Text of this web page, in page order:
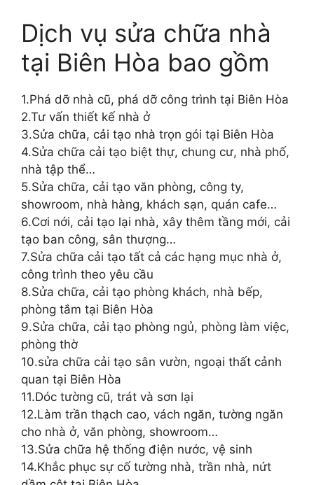
Dịch vụ sửa chữa nhà
tại Biên Hòa bao gồm
1.Phá dỡ nhà cũ, phá dỡ công trình tại Biên Hòa
2.Tư vấn thiết kế nhà ở
3.Sửa chữa, cải tạo nhà trọn gói tại Biên Hòa
4.Sửa chữa cải tạo biệt thự, chung cư, nhà phố,
nhà tập thể…
5.Sửa chữa, cải tạo văn phòng, công ty,
showroom, nhà hàng, khách sạn, quán cafe…
6.Cơi nới, cải tạo lại nhà, xây thêm tầng mới, cải
tạo ban công, sân thượng…
7.Sửa chữa cải tạo tất cả các hạng mục nhà ở,
công trình theo yêu cầu
8.Sửa chữa, cải tạo phòng khách, nhà bếp,
phòng tắm tại Biên Hòa
9.Sửa chữa, cải tạo phòng ngủ, phòng làm việc,
phòng thờ
10.sửa chữa cải tạo sân vườn, ngoại thất cảnh
quan tại Biên Hòa
11.Dóc tường cũ, trát và sơn lại
12.Làm trần thạch cao, vách ngăn, tường ngăn
cho nhà ở, văn phòng, showroom…
13.Sửa chữa hệ thống điện nước, vệ sinh
14.Khắc phục sự cố tường nhà, trần nhà, nứt